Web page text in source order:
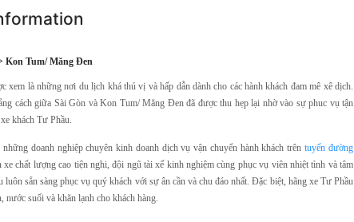
Kon Tum/ Măng Đen
là những nơi du lịch khá thú vị và hấp dẫn dành cho các hành khách đam mê xê dịch.
cách giữa Sài Gòn và Kon Tum/ Măng Đen đã được thu hẹp lại nhờ vào sự phuc vụ tận
khách Tư Phầu.
doanh nghiệp chuyên kinh doanh dịch vụ vận chuyển hành khách trên tuyến đường
xe chất lượng cao tiện nghi, đội ngũ tài xế kinh nghiệm cùng phục vụ viên nhiệt tình và tâm
luôn sẵn sàng phục vụ quý khách với sự ân cần và chu đáo nhất. Đặc biệt, hãng xe Tư Phầu
nước suối và khăn lạnh cho khách hàng.